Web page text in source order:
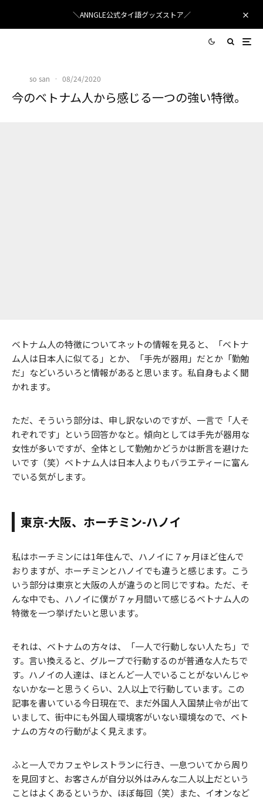
＼ANNGLE公式タイ語グッズストア／
so san · 08/24/2020
今のベトナム人から感じる一つの強い特徴。
ベトナム人の特徴についてネットの情報を見ると、「ベトナ
ム人は日本人に似てる」とか、「手先が器用」だとか「勤勉
だ」などいろいろと情報があると思います。私自身もよく聞
かれます。
ただ、そういう部分は、申し訳ないのですが、一言で「人そ
れぞれです」という回答かなと。傾向としては手先が器用な
女性が多いですが、全体として勤勉かどうかは断言を避けた
いです（笑）ベトナム人は日本人よりもバラエティーに富ん
でいる気がします。
東京-大阪、ホーチミン-ハノイ
私はホーチミンには1年住んで、ハノイに７ヶ月ほど住んで
おりますが、ホーチミンとハノイでも違うと感じます。こう
いう部分は東京と大阪の人が違うのと同じですね。ただ、そ
んな中でも、ハノイに僕が７ヶ月間いて感じるベトナム人の
特徴を一つ挙げたいと思います。
それは、ベトナムの方々は、「一人で行動しない人たち」で
す。言い換えると、グループで行動するのが普通な人たちで
す。ハノイの人達は、ほとんど一人でいることがないんじゃ
ないかなーと思うくらい、2人以上で行動しています。この
記事を書いている今日現在で、まだ外国人入国禁止令が出て
いまして、街中にも外国人環境客がいない環境なので、ベト
ナムの方々の行動がよく見えます。
ふと一人でカフェやレストランに行き、一息ついてから周り
を見回すと、お客さんが自分以外はみんな二人以上だという
ことはよくあるというか、ほぼ毎回（笑）また、イオンなど